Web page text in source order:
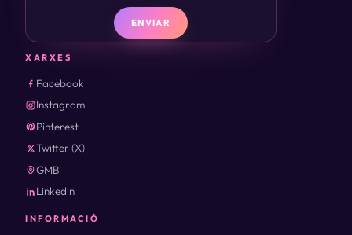
ENVIAR
XARXES
Facebook
Instagram
Pinterest
Twitter (X)
GMB
Linkedin
INFORMACIÓ